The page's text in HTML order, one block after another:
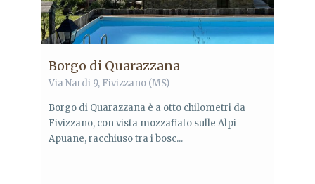
Borgo di Quarazzana
Via Nardi 9, Fivizzano (MS)
Borgo di Quarazzana è a otto chilometri da
Fivizzano, con vista mozzafiato sulle Alpi
Apuane, racchiuso tra i bosc...